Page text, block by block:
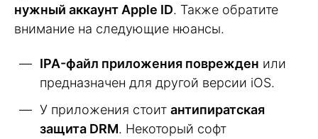
нужный аккаунт Apple ID. Также обратите
внимание на следующие нюансы.
IPA-файл приложения поврежден или
предназначен для другой версии iOS.
У приложения стоит антипиратская
защита DRM. Некоторый софт